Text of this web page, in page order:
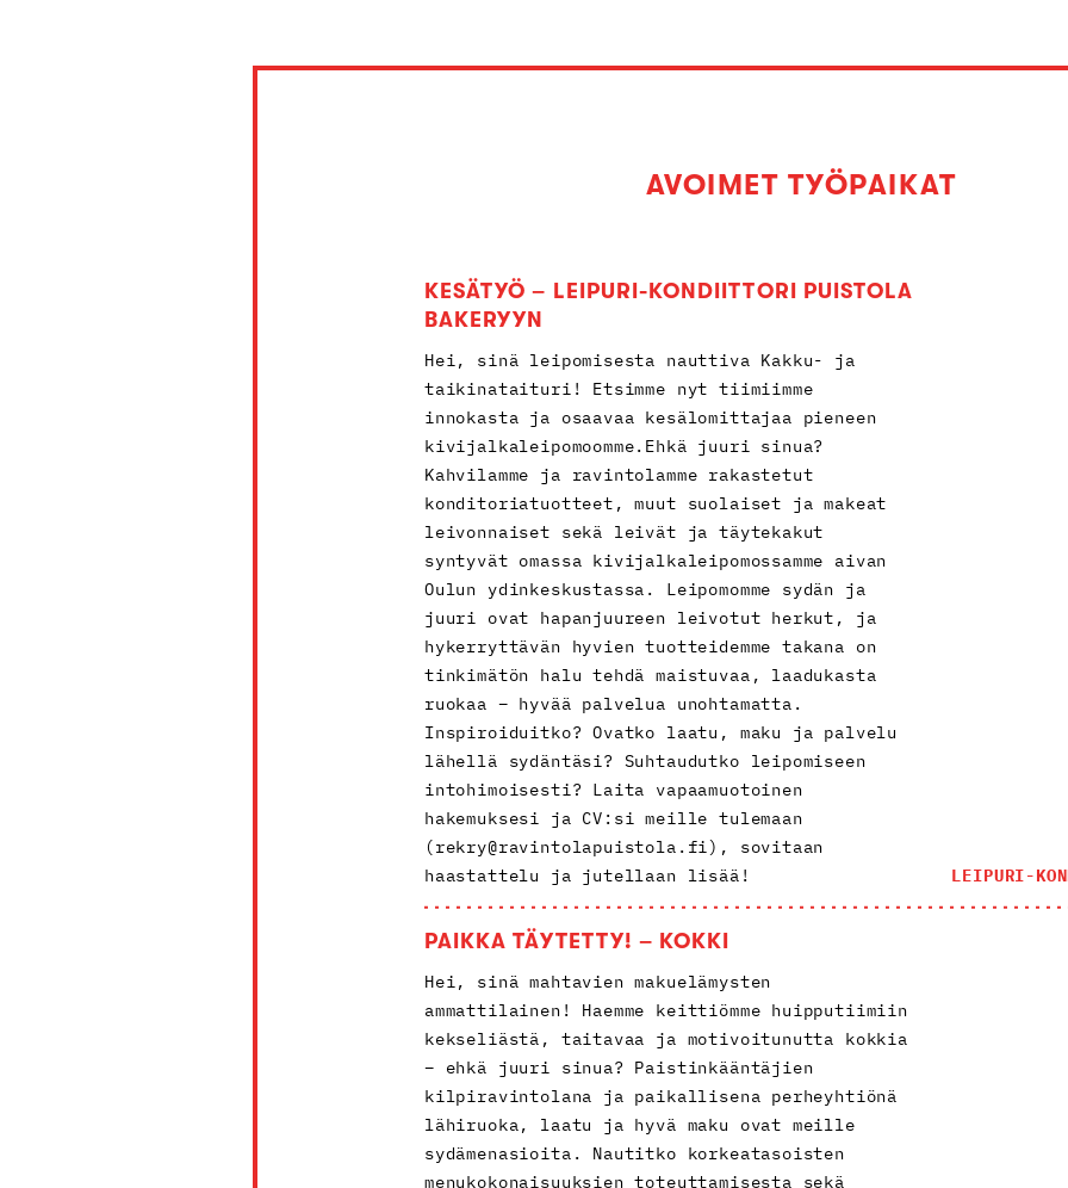
AVOIMET TYÖPAIKAT
KESÄTYÖ – LEIPURI-KONDIITTORI PUISTOLA
BAKERYYN
Hei, sinä leipomisesta nauttiva Kakku- ja
taikinataituri! Etsimme nyt tiimiimme
innokasta ja osaavaa kesälomittajaa pieneen
kivijalkaleipomoomme.Ehkä juuri sinua?
Kahvilamme ja ravintolamme rakastetut
konditoriatuotteet, muut suolaiset ja makeat
leivonnaiset sekä leivät ja täytekakut
syntyvät omassa kivijalkaleipomossamme aivan
Oulun ydinkeskustassa. Leipomomme sydän ja
juuri ovat hapanjuureen leivotut herkut, ja
hykerryttävän hyvien tuotteidemme takana on
tinkimätön halu tehdä maistuvaa, laadukasta
ruokaa – hyvää palvelua unohtamatta.
Inspiroiduitko? Ovatko laatu, maku ja palvelu
lähellä sydäntäsi? Suhtaudutko leipomiseen
intohimoisesti? Laita vapaamuotoinen
hakemuksesi ja CV:si meille tulemaan
(rekry@ravintolapuistola.fi), sovitaan
haastattelu ja jutellaan lisää!
LEIPURI-
PAIKKA TÄYTETTY! – KOKKI
Hei, sinä mahtavien makuelämysten
ammattilainen! Haemme keittiömme huipputiimiin
kekseliästä, taitavaa ja motivoitunutta kokkia
– ehkä juuri sinua? Paistinkääntäjien
kilpiravintolana ja paikallisena perheyhtiönä
lähiruoka, laatu ja hyvä maku ovat meille
sydämenasioita. Nautitko korkeatasoisten
menukokonaisuuksien toteuttamisesta sekä